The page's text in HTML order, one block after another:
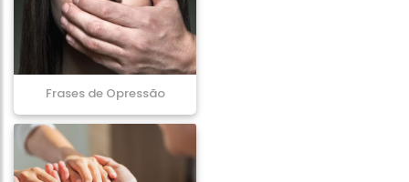
Frases de Opressão